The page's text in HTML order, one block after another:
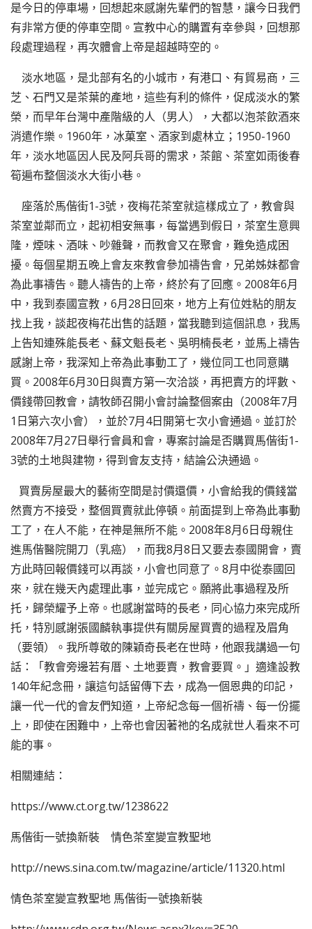
是今日的停車場，回想起來感謝先輩們的智慧，讓今日我們
有非常方便的停車空間。宣教中心的購置有幸參與，回想那
段處理過程，再次體會上帝是超越時空的。
淡水地區，是北部有名的小城市，有港口、有貿易商，三
芝、石門又是茶葉的產地，這些有利的條件，促成淡水的繁
榮，而早年台灣中產階級的人（男人），大都以泡茶飲酒來
消遣作樂。1960年，冰菓室、酒家到處林立；1950-1960
年，淡水地區因人民及阿兵哥的需求，茶館、茶室如雨後春
筍遍布整個淡水大街小巷。
座落於馬偕街1-3號，夜梅花茶室就這樣成立了，教會與
茶室並鄰而立，起初相安無事，每當遇到假日，茶室生意興
隆，煙味、酒味、吵雜聲，而教會又在聚會，難免造成困
擾。每個星期五晚上會友來教會參加禱告會，兄弟姊妹都會
為此事禱告。聽人禱告的上帝，終於有了回應。2008年6月
中，我到泰國宣教，6月28日回來，地方上有位姓粘的朋友
找上我，談起夜梅花出售的話題，當我聽到這個訊息，我馬
上告知連殊能長老、蘇文魁長老、吳明楠長老，並馬上禱告
感謝上帝，我深知上帝為此事動工了，幾位同工也同意購
買。2008年6月30日與賣方第一次洽談，再把賣方的坪數、
價錢帶回教會，請牧師召開小會討論整個案由（2008年7月
1日第六次小會），並於7月4日開第七次小會通過。並訂於
2008年7月27日舉行會員和會，專案討論是否購買馬偕街1-
3號的土地與建物，得到會友支持，結論公決通過。
買賣房屋最大的藝術空間是討價還價，小會給我的價錢當
然賣方不接受，整個買賣就此停頓。前面提到上帝為此事動
工了，在人不能，在神是無所不能。2008年8月6日母親住
進馬偕醫院開刀（乳癌），而我8月8日又要去泰國開會，賣
方此時回報價錢可以再談，小會也同意了。8月中從泰國回
來，就在幾天內處理此事，並完成它。願將此事過程及所
托，歸榮耀予上帝。也感謝當時的長老，同心協力來完成所
托，特別感謝張國麟執事提供有關房屋買賣的過程及眉角
（要領）。我所尊敬的陳穎奇長老在世時，他跟我講過一句
話：「教會旁邊若有厝、土地要賣，教會要買。」適逢設教
140年紀念冊，讓這句話留傳下去，成為一個恩典的印記，
讓一代一代的會友們知道，上帝紀念每一個祈禱、每一份擺
上，即使在困難中，上帝也會因著祂的名成就世人看來不可
能的事。
相關連結：
https://www.ct.org.tw/1238622
馬偕街一號換新裝 情色茶室變宣教聖地
http://news.sina.com.tw/magazine/article/11320.html
情色茶室變宣教聖地 馬偕街一號換新裝